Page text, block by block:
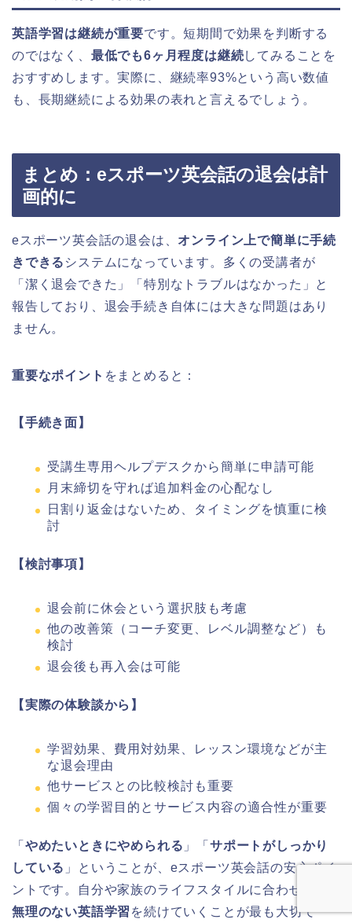
英語学習は継続が重要です。短期間で効果を判断する
のではなく、 最低でも6ヶ月程度は継続してみることを
おすすめします。実際に、継続率93%という高い数値
も、長期継続による効果の表れと言えるでしょう。
まとめ：eスポーツ英会話の退会は計
画的に
eスポーツ英会話の退会は、 オンライン上で簡単に手続
きできる システムになっています。多くの受講者が
「潔く退会できた」「特別なトラブルはなかった」と
報告しており、退会手続き自体には大きな問題はあり
ません。
重要なポイント をまとめると：
【手続き面】
受講生専用ヘルプデスクから簡単に申請可能
月末締切を守れば追加料金の心配なし
日割り返金はないため、タイミングを慎重に検
討
【検討事項】
退会前に休会という選択肢も考慮
他の改善策（コーチ変更、レベル調整など）も
検討
退会後も再入会は可能
【実際の体験談から】
学習効果、費用対効果、レッスン環境などが主
な退会理由
他サービスとの比較検討も重要
個々の学習目的とサービス内容の適合性が重要
「 やめたいときにやめられる 」「サポートがしっかり
している 」ということが、eスポーツ英会話の安心ポイ
ントです。自分や家族のライフスタイルに合わせて、
無理のない英語学習 を続けていくことが最も大切で